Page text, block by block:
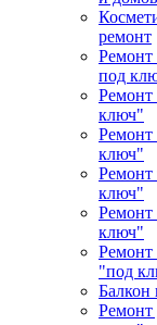
ремонт
Ремонт
под
ключ"
ключ"
Ремонт
ключ"
Ремонт
ключ"
Ремонт
"под
Балкон